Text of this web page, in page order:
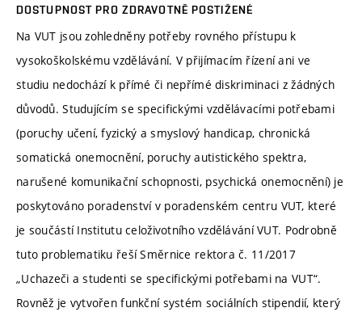
DOSTUPNOST PRO ZDRAVOTNĚ POSTIŽENÉ
Na VUT jsou zohledněny potřeby rovného přístupu k
vysokoškolskému vzdělávání. V přijímacím řízení ani ve
studiu nedochází k přímé či nepřímé diskriminaci z žádných
důvodů. Studujícím se specifickými vzdělávacími potřebami
(poruchy učení, fyzický a smyslový handicap, chronická
somatická onemocnění, poruchy autistického spektra,
narušené komunikační schopnosti, psychická onemocnění) je
poskytováno poradenství v poradenském centru VUT, které
je součástí Institutu celoživotního vzdělávání VUT. Podrobně
tuto problematiku řeší Směrnice rektora č. 11/2017
„Uchazeči a studenti se specifickými potřebami na VUT“.
Rovněž je vytvořen funkční systém sociálních stipendií, který